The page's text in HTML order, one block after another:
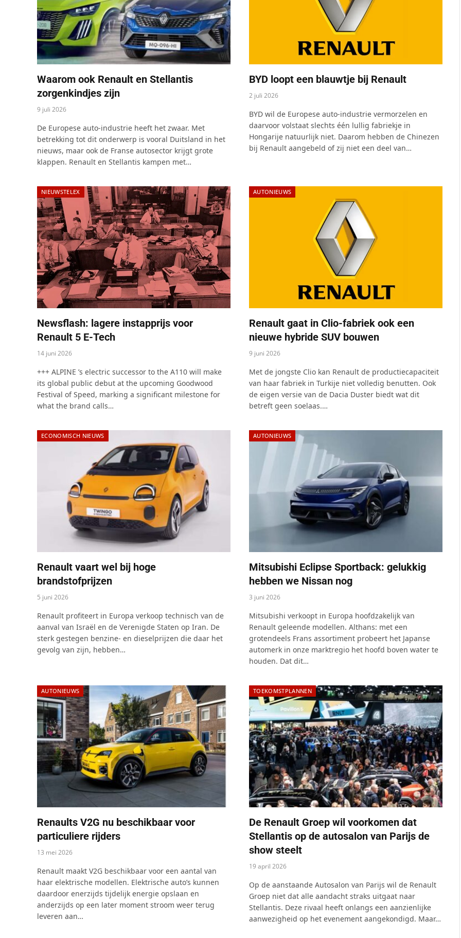
Waarom ook Renault en Stellantis
zorgenkindjes zijn
9 juli 2026
De Europese auto-industrie heeft het zwaar. Met
betrekking tot dit onderwerp is vooral Duitsland in het
nieuws, maar ook de Franse autosector krijgt grote
klappen. Renault en Stellantis kampen met…
BYD loopt een blauwtje bij Renault
2 juli 2026
BYD wil de Europese auto-industrie vermorzelen en
daarvoor volstaat slechts één lullig fabriekje in
Hongarije natuurlijk niet. Daarom hebben de Chinezen
bij Renault aangebeld of zij niet een deel van…
NIEUWSTELEX
Newsflash: lagere instapprijs voor
Renault 5 E-Tech
14 juni 2026
+++ ALPINE ’s electric successor to the A110 will make
its global public debut at the upcoming Goodwood
Festival of Speed, marking a significant milestone for
what the brand calls…
AUTONIEUWS
Renault gaat in Clio-fabriek ook een
nieuwe hybride SUV bouwen
9 juni 2026
Met de jongste Clio kan Renault de productiecapaciteit
van haar fabriek in Turkije niet volledig benutten. Ook
de eigen versie van de Dacia Duster biedt wat dit
betreft geen soelaas.…
ECONOMISCH NIEUWS
Renault vaart wel bij hoge
brandstofprijzen
5 juni 2026
Renault profiteert in Europa verkoop technisch van de
aanval van Israël en de Verenigde Staten op Iran. De
sterk gestegen benzine- en dieselprijzen die daar het
gevolg van zijn, hebben…
AUTONIEUWS
Mitsubishi Eclipse Sportback: gelukkig
hebben we Nissan nog
3 juni 2026
Mitsubishi verkoopt in Europa hoofdzakelijk van
Renault geleende modellen. Althans: met een
grotendeels Frans assortiment probeert het Japanse
automerk in onze marktregio het hoofd boven water te
houden. Dat dit…
AUTONIEUWS
Renaults V2G nu beschikbaar voor
particuliere rijders
13 mei 2026
Renault maakt V2G beschikbaar voor een aantal van
haar elektrische modellen. Elektrische auto’s kunnen
daardoor enerzijds tijdelijk energie opslaan en
anderzijds op een later moment stroom weer terug
leveren aan…
TOEKOMSTPLANNEN
De Renault Groep wil voorkomen dat
Stellantis op de autosalon van Parijs de
show steelt
19 april 2026
Op de aanstaande Autosalon van Parijs wil de Renault
Groep niet dat alle aandacht straks uitgaat naar
Stellantis. Deze rivaal heeft onlangs een aanzienlijke
aanwezigheid op het evenement aangekondigd. Maar…